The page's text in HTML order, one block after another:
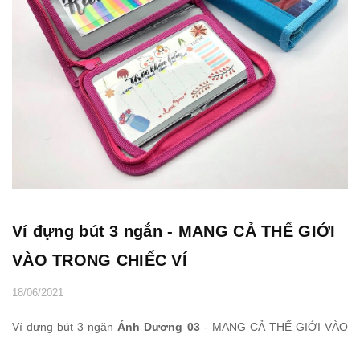
Ví đựng bút 3 ngắn - MANG CẢ THẾ GIỚI
VÀO TRONG CHIẾC VÍ
18/06/2021
Ví đựng bút 3 ngăn Ánh Dương 03- MANG CẢ THẾ GIỚI VÀO